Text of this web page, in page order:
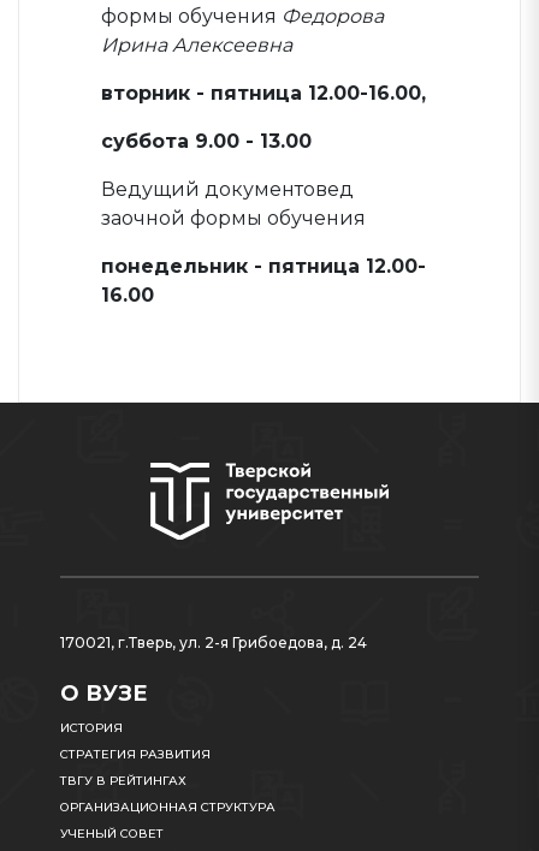
формы обучения Федорова
Ирина Алексеевна
вторник - пятница 12.00-16.00,
суббота 9.00 - 13.00
Ведущий документовед
заочной формы обучения
понедельник - пятница 12.00-
16.00
170021, г.Тверь, ул. 2-я Грибоедова, д. 24
О ВУЗЕ
ИСТОРИЯ
СТРАТЕГИЯ РАЗВИТИЯ
ТВГУ В РЕЙТИНГАХ
ОРГАНИЗАЦИОННАЯ СТРУКТУРА
УЧЕНЫЙ СОВЕТ